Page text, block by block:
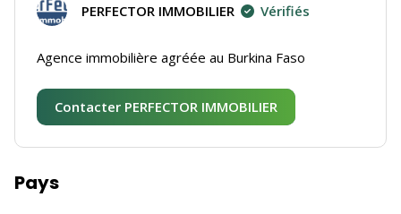
PERFECTOR IMMOBILIER Vérifiés
Agence immobilière agréée au Burkina Faso
Contacter PERFECTOR IMMOBILIER
Pays